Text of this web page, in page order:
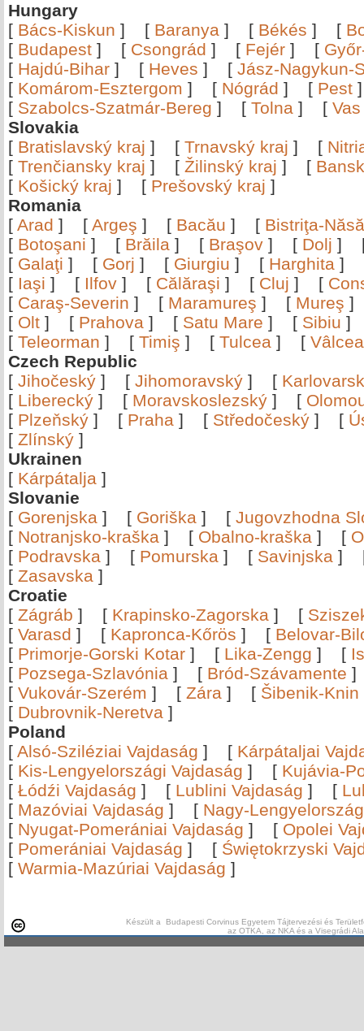
Hungary
[ Bács-Kiskun ] [ Baranya ] [ Békés ] [
[ Budapest ] [ Csongrád ] [ Fejér ] [
[ Hajdú-Bihar ] [ Heves ] [ Jász-Nagykun-
[ Komárom-Esztergom ] [ Nógrád ] [ Pest
[ Szabolcs-Szatmár-Bereg ] [ Tolna ] [ Vas
Slovakia
[ Bratislavský kraj ] [ Trnavský kraj ] [
[ Trenčiansky kraj ] [ Žilinský kraj ] [
[ Košický kraj ] [ Prešovský kraj ]
Romania
[ Arad ] [ Argeş ] [ Bacău ] [ Bistriţa-
[ Botoşani ] [ Brăila ] [ Braşov ] [ Dolj ]
[ Galaţi ] [ Gorj ] [ Giurgiu ] [ Harghita ]
[ Iaşi ] [ Ilfov ] [ Călăraşi ] [ Cluj ] [
[ Caraş-Severin ] [ Maramureş ] [ Mureş
[ Olt ] [ Prahova ] [ Satu Mare ] [ Sibiu
[ Teleorman ] [ Timiş ] [ Tulcea ] [
Czech Republic
[ Jihočeský ] [ Jihomoravský ] [
[ Liberecký ] [ Moravskoslezský ] [
[ Plzeňský ] [ Praha ] [ Středočeský ] [
[ Zlínský ]
Ukrainen
[ Kárpátalja ]
Slovanie
[ Gorenjska ] [ Goriška ] [ Jugovzhodna
[ Notranjsko-kraška ] [ Obalno-kraška ] [
[ Podravska ] [ Pomurska ] [ Savinjska ]
[ Zasavska ]
Croatie
[ Zágráb ] [ Krapinsko-Zagorska ] [
[ Varasd ] [ Kapronca-Kőrös ] [ Belovar-
[ Primorje-Gorski Kotar ] [ Lika-Zengg ] [
[ Pozsega-Szlavónia ] [ Bród-Szávamente
[ Vukovár-Szerém ] [ Zára ] [ Šibenik-Knin
[ Dubrovnik-Neretva ]
Poland
[ Alsó-Sziléziai Vajdaság ] [ Kárpátaljai
[ Kis-Lengyelországi Vajdaság ] [ Kujávia-
[ Łódźi Vajdaság ] [ Lublini Vajdaság ] [
[ Mazóviai Vajdaság ] [ Nagy-
[ Nyugat-Pomerániai Vajdaság ] [ Opolei
[ Pomerániai Vajdaság ] [ Świętokrzyski
[ Warmia-Mazúriai Vajdaság ]
Készült a Budapesti Corvinus Egyetem Tájtervezési és
az OTKA, az NKA és a Visegrádi